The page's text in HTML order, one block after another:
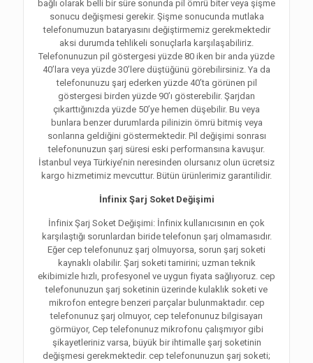
bağlı olarak belli bir süre sonunda pil ömrü biter veya şişme
sonucu değişmesi gerekir. Şişme sonucunda mutlaka
telefonumuzun bataryasını değiştirmemiz gerekmektedir
aksi durumda tehlikeli sonuçlarla karşılaşabiliriz.
Telefonunuzun pil göstergesi yüzde 80 iken bir anda yüzde
40’lara veya yüzde 30’lere düştüğünü görebilirsiniz. Ya da
telefonunuzu şarj ederken yüzde 40’ta görünen pil
göstergesi birden yüzde 90’ı gösterebilir. Şarjdan
çıkarttığınızda yüzde 50’ye hemen düşebilir. Bu veya
bunlara benzer durumlarda pilinizin ömrü bitmiş veya
sonlarına geldiğini göstermektedir. Pil değişimi sonrası
telefonunuzun şarj süresi eski performansına kavuşur.
İstanbul veya Türkiye’nin neresinden olursanız olun ücretsiz
kargo hizmetimiz mevcuttur. Bütün ürünlerimiz garantilidir.
İnfinix Şarj Soket Değişimi
İnfinix Şarj Soket Değişimi: İnfinix kullanıcısının en çok
karşılaştığı sorunlardan biride telefonun şarj olmamasıdır.
Eğer cep telefonunuz şarj olmuyorsa, sorun şarj soketi
kaynaklı olabilir. Şarj soketi tamirini; uzman teknik
ekibimizle hızlı, profesyonel ve uygun fiyata sağlıyoruz. cep
telefonunuzun şarj soketinin üzerinde kulaklık soketi ve
mikrofon entegre benzeri parçalar bulunmaktadır. cep
telefonunuz şarj olmuyor, cep telefonunuz bilgisayarı
görmüyor, Cep telefonunuz mikrofonu çalışmıyor gibi
şikayetleriniz varsa, büyük bir ihtimalle şarj soketinin
değişmesi gerekmektedir. cep telefonunuzun şarj soketi;